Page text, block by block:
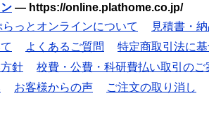
— https://online.plathome.co.jp/
らっとオンラインについて
見積書・
よくあるご質問
特定商取引法に
針
校費・公費・科研費払い取引のご
お客様からの声 ご注文の取り消し